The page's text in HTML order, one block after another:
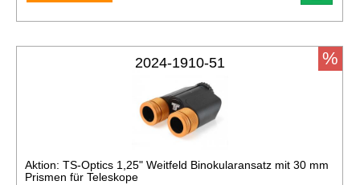
2024-1910-51
Aktion: TS-Optics 1,25" Weitfeld Binokularansatz mit 30 mm
Prismen für Teleskope
%